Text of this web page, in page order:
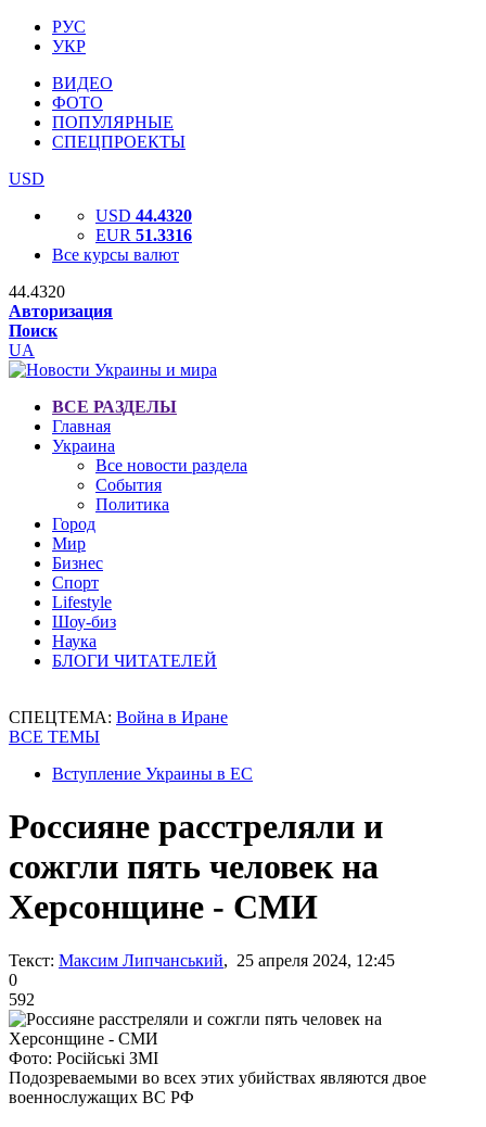
РУС
УКР
ВИДЕО
ФОТО
ПОПУЛЯРНЫЕ
СПЕЦПРОЕКТЫ
USD
USD 44.4320
EUR 51.3316
Все курсы валют
44.4320
Авторизация
Поиск
UA
ВСЕ РАЗДЕЛЫ
Главная
Украина
Все новости раздела
События
Политика
Город
Мир
Бизнес
Спорт
Lifestyle
Шоу-биз
Наука
БЛОГИ ЧИТАТЕЛЕЙ
СПЕЦТЕМА: Война в Иране
ВСЕ ТЕМЫ
Вступление Украины в ЕС
Россияне расстреляли и
сожгли пять человек на
Херсонщине - СМИ
Текст: Максим Липчанський, 25 апреля 2024, 12:45
0
592
Фото: Російські ЗМІ
Подозреваемыми во всех этих убийствах являются двое
военнослужащих ВС РФ